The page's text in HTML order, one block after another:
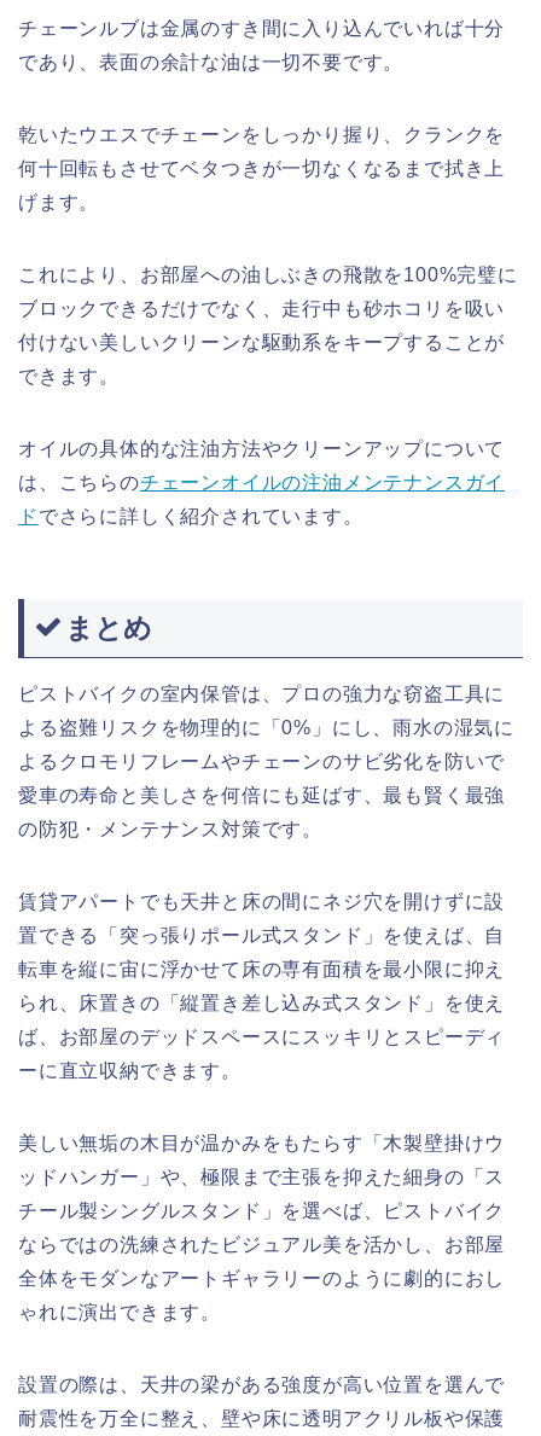
チェーンルブは金属のすき間に入り込んでいれば十分
であり、表面の余計な油は一切不要です。
乾いたウエスでチェーンをしっかり握り、クランクを
何十回転もさせてベタつきが一切なくなるまで拭き上
げます。
これにより、お部屋への油しぶきの飛散を100%完璧に
ブロックできるだけでなく、走行中も砂ホコリを吸い
付けない美しいクリーンな駆動系をキープすることが
できます。
オイルの具体的な注油方法やクリーンアップについて
は、こちらのチェーンオイルの注油メンテナンスガイ
ド でさらに詳しく紹介されています。
まとめ
ピストバイクの室内保管は、プロの強力な窃盗工具に
よる盗難リスクを物理的に「0%」にし、雨水の湿気に
よるクロモリフレームやチェーンのサビ劣化を防いで
愛車の寿命と美しさを何倍にも延ばす、最も賢く最強
の防犯・メンテナンス対策です。
賃貸アパートでも天井と床の間にネジ穴を開けずに設
置できる「突っ張りポール式スタンド」を使えば、自
転車を縦に宙に浮かせて床の専有面積を最小限に抑え
られ、床置きの「縦置き差し込み式スタンド」を使え
ば、お部屋のデッドスペースにスッキリとスピーディ
ーに直立収納できます。
美しい無垢の木目が温かみをもたらす「木製壁掛けウ
ッドハンガー」や、極限まで主張を抑えた細身の「ス
チール製シングルスタンド」を選べば、ピストバイク
ならではの洗練されたビジュアル美を活かし、お部屋
全体をモダンなアートギャラリーのように劇的におし
ゃれに演出できます。
設置の際は、天井の梁がある強度が高い位置を選んで
耐震性を万全に整え、壁や床に透明アクリル板や保護